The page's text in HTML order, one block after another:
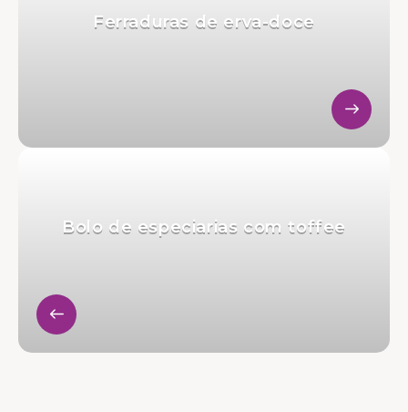
Ferraduras de erva-doce
Bolo de especiarias com toffee